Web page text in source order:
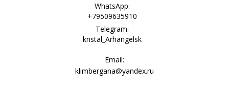
WhatsApp:
+79509635910
Telegram:
kristal_Arhangelsk
Email:
klimbergana@yandex.ru